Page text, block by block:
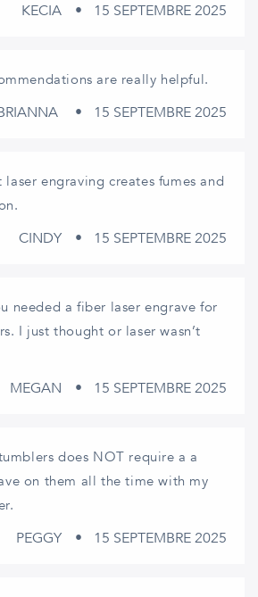
KECIA 15 SEPTEMBRE 2025
are really helpful.
15 SEPTEMBRE 2025
engraving creates fumes and
CINDY 15 SEPTEMBRE 2025
needed a fiber laser engrave for
I just thought or laser wasn’t
MEGAN 15 SEPTEMBRE 2025
does NOT require a a
on them all the time with my
PEGGY 15 SEPTEMBRE 2025